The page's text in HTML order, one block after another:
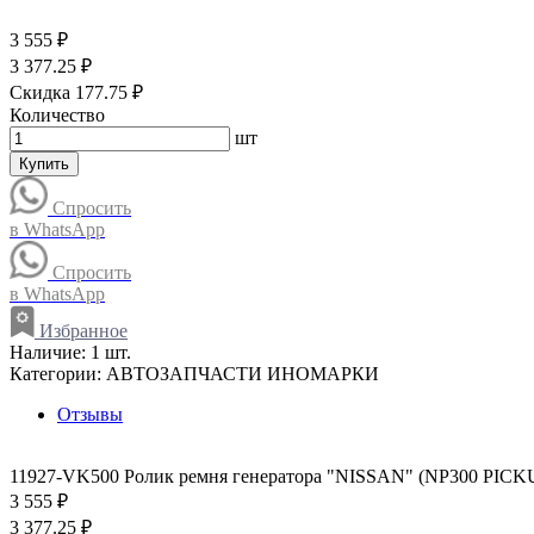
3 555 ₽
3 377.25 ₽
Скидка 177.75 ₽
Количество
шт
Купить
Спросить
в WhatsApp
Спросить
в WhatsApp
Избранное
Наличие: 1 шт.
Категории: АВТОЗАПЧАСТИ ИНОМАРКИ
Отзывы
11927-VK500 Ролик ремня генератора "NISSAN" (NP300
3 555 ₽
3 377.25 ₽